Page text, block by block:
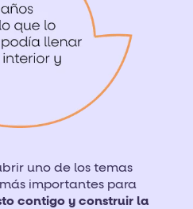
uno de los temas
importantes para
contigo y construir la